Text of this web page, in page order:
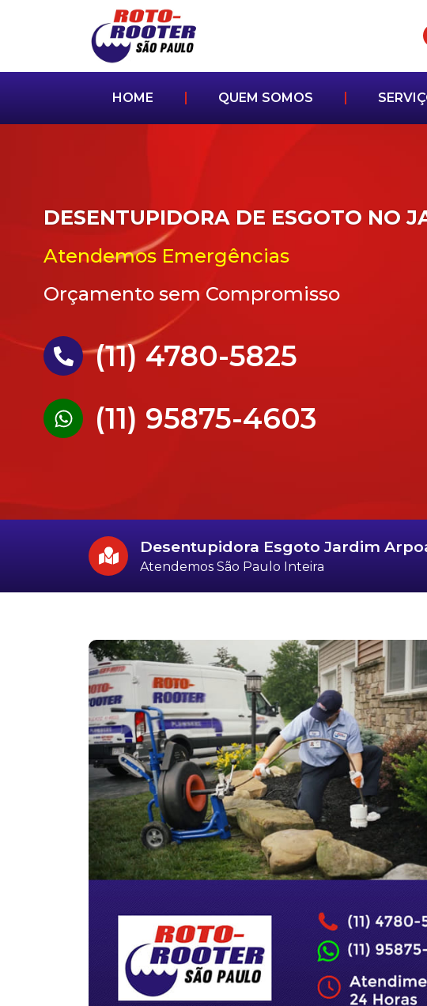
HOME QUEM SOMOS
DESENTUPIDORA DE ESGOTO NO
Atendemos Emergências
Orçamento sem Compromisso
(11) 4780-5825
(11) 95875-4603
Desentupidora Esgoto Jardim
Atendemos São Paulo Inteira